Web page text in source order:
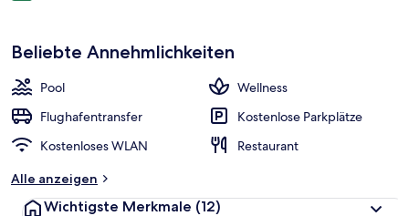
Beliebte Annehmlichkeiten
Pool
Wellness
Flughafentransfer
Kostenlose Parkplätze
Kostenloses WLAN
Restaurant
Alle anzeigen
Wichtigste Merkmale (12)